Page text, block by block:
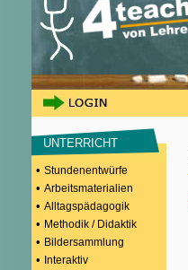
UNTERRICHT
• Stundenentwürfe
• Arbeitsmaterialien
• Alltagspädagogik
• Methodik / Didaktik
• Bildersammlung
• Interaktiv